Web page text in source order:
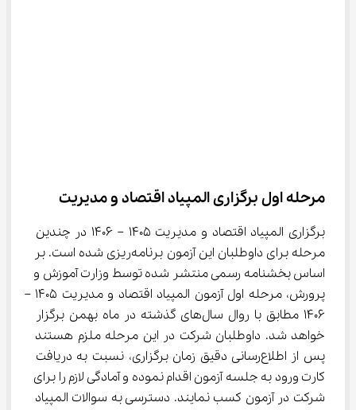
مرحله اول برگزاری المپیاد اقتصاد و مدیریت
برگزاری المپیاد اقتصاد و مدیریت 1405 – 1406 در چندین
مرحله برای داوطلبان این آزمون برنامه‌ریزی شده است. بر
اساس بخشنامه رسمی منتشر شده توسط وزارت آموزش و
پرورش، مرحله اول آزمون المپیاد اقتصاد و مدیریت 1405 –
1406 مطابق با روال سال‌های گذشته در ماه بهمن برگزار
خواهد شد. داوطلبان شرکت در این مرحله ملزم هستند
پس از اطلاع‌رسانی دقیق زمان برگزاری، نسبت به دریافت
کارت ورود به جلسه آزمون اقدام نموده و آمادگی لازم را برای
شرکت در آزمون کسب نمایند. دسترسی به سوالات المپیاد